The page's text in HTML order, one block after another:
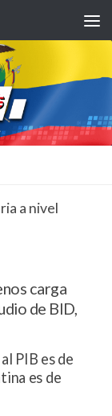
a nivel
carga
de BID,
PIB es de
es de